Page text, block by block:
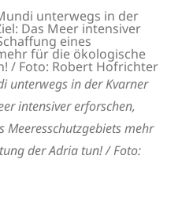
unterwegs in der Kvarner
intensiver erforschen,
Meeresschutzgebiets mehr
der Adria tun! / Foto: